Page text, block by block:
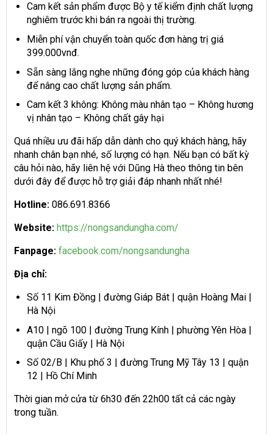
Cam kết sản phẩm được Bộ y tế kiểm định chất lượng
nghiêm trước khi bán ra ngoài thị trường.
Miễn phí vận chuyển toàn quốc đơn hàng trị giá
399.000vnđ.
Sẵn sàng lắng nghe những đóng góp của khách hàng
để nâng cao chất lượng sản phẩm.
Cam kết 3 không: Không màu nhân tạo – Không hương
vị nhân tạo – Không chất gây hại
Quá nhiều ưu đãi hấp dẫn dành cho quý khách hàng, hãy
nhanh chân bạn nhé, số lượng có hạn. Nếu bạn có bất kỳ
câu hỏi nào, hãy liên hệ với Dũng Hà theo thông tin bên
dưới đây để được hỗ trợ giải đáp nhanh nhất nhé!
Hotline: 086.691.8366
Website: https://nongsandungha.com/
Fanpage: facebook.com/nongsandungha
Địa chỉ:
Số 11 Kim Đồng | đường Giáp Bát | quận Hoàng Mai |
Hà Nội
A10 | ngõ 100 | đường Trung Kính | phường Yên Hòa |
quận Cầu Giấy | Hà Nội
Số 02/B | Khu phố 3 | đường Trung Mỹ Tây 13 | quận
12 | Hồ Chí Minh
Thời gian mở cửa từ 6h30 đến 22h00 tất cả các ngày
trong tuần.